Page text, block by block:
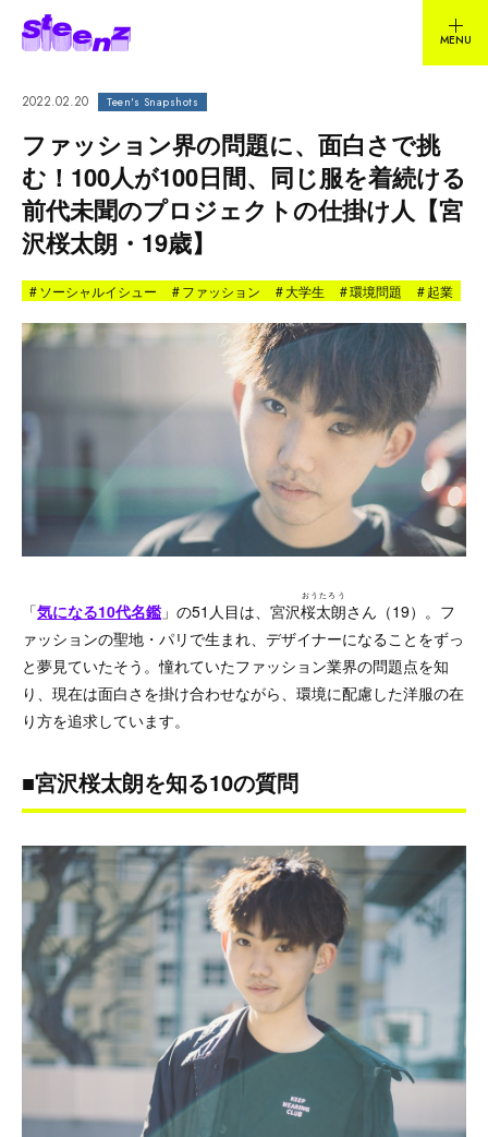
2022.02.20 Teen's Snapshots
ファッション界の問題に、面白さで挑
む！100人が100日間、同じ服を着続ける
前代未聞のプロジェクトの仕掛け人【宮
沢桜太朗・19歳】
#ソーシャルイシュー #ファッション #大学生 #環境問題 #起業
「気になる10代名鑑 」の51人目は、宮沢桜太朗
おうたろう
さん（19）。フ
ァッションの聖地・パリで生まれ、デザイナーになることをずっ
と夢見ていたそう。憧れていたファッション業界の問題点を知
り、現在は面白さを掛け合わせながら、環境に配慮した洋服の在
り方を追求しています。
■宮沢桜太朗を知る10の質問